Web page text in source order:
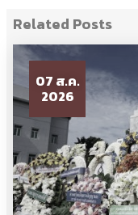
Related Posts
07 ส.ค.
2026